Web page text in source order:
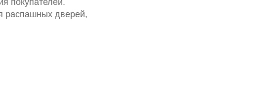
покупателей.
распашных дверей,